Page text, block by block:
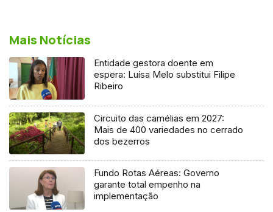
Mais Notícias
Entidade gestora doente em
espera: Luísa Melo substitui Filipe
Ribeiro
Circuito das camélias em 2027:
Mais de 400 variedades no cerrado
dos bezerros
Fundo Rotas Aéreas: Governo
garante total empenho na
implementação